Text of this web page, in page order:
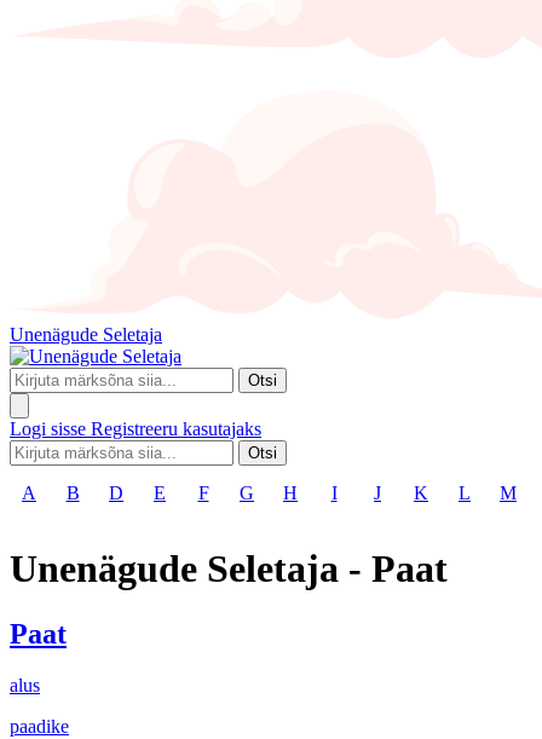
Unenägude Seletaja
Otsi
Logi sisse Registreeru kasutajaks
Otsi
A B D E F G H I J K L M
Unenägude Seletaja - Paat
Paat
alus
paadike